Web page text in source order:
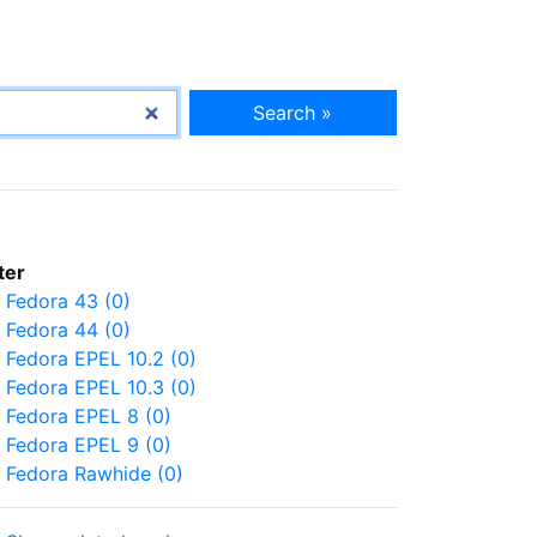
Search »
Fedora 43 (0)
Fedora 44 (0)
Fedora EPEL 10.2 (0)
Fedora EPEL 10.3 (0)
Fedora EPEL 8 (0)
Fedora EPEL 9 (0)
Fedora Rawhide (0)